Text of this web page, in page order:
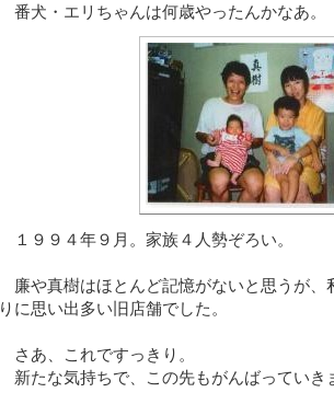
番犬・エリちゃんは何歳やったんかなあ。
１９９４年９月。家族４人勢ぞろい。
廉や真樹はほとんど記憶がないと思うが、
りに思い出多い旧店舗でした。
さあ、これですっきり。
新たな気持ちで、この先もがんばっていき